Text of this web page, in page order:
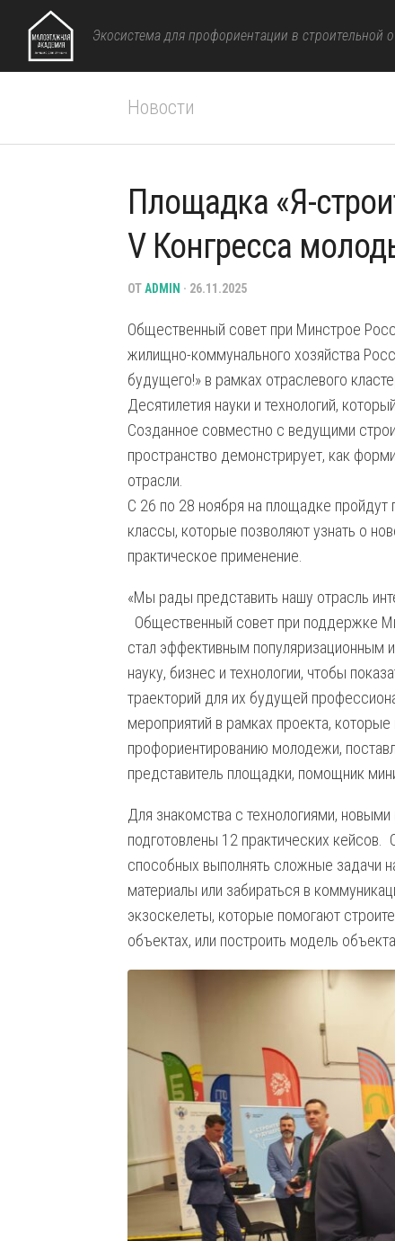
Перейти
содержанию
Экосистема для профориентации в строительной
Новости
Площадка «Я-
V Конгресса
ОТADMIN · 26.11.2025
Общественный совет при Минстрое
жилищно-коммунального хозяйства
будущего!» в рамках отраслевого
Десятилетия науки и технологий,
Созданное совместно с ведущими
пространство демонстрирует, как
отрасли.
С 26 по 28 ноября на площадке пройдут
классы, которые позволяют узнать о
практическое применение.
«Мы рады представить нашу отрасль
Общественный совет при поддержке
стал эффективным
науку, бизнес и технологии, чтобы
траекторий для их будущей
мероприятий в рамках проекта,
профориентированию молодежи,
представитель площадки, помощник
Для знакомства с технологиями,
подготовлены 12 практических
способных выполнять сложные задачи
материалы или забираться в
экзоскелеты, которые помогают
объектах, или построить модель